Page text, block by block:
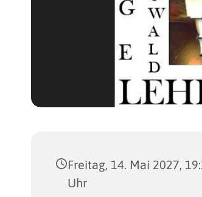
Freitag, 14. Mai 2027,
Uhr